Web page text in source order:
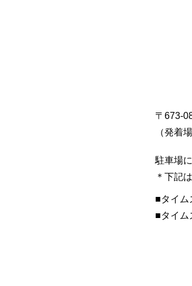
〒673-
（発着
駐車場
＊下記
■​タイム
​■タイム